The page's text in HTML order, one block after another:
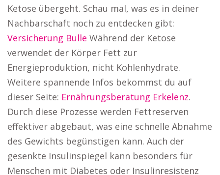
Ketose übergeht. Schau mal, was es in deiner
Nachbarschaft noch zu entdecken gibt:
Versicherung Bulle Während der Ketose
verwendet der Körper Fett zur
Energieproduktion, nicht Kohlenhydrate.
Weitere spannende Infos bekommst du auf
dieser Seite: Ernährungsberatung Erkelenz.
Durch diese Prozesse werden Fettreserven
effektiver abgebaut, was eine schnelle Abnahme
des Gewichts begünstigen kann. Auch der
gesenkte Insulinspiegel kann besonders für
Menschen mit Diabetes oder Insulinresistenz